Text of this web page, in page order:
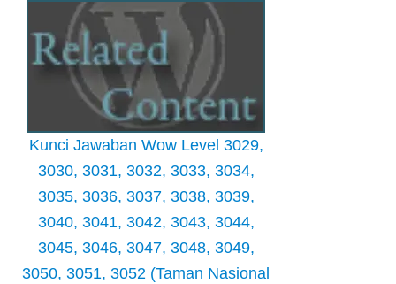
Kunci Jawaban Wow Level 3029,
3030, 3031, 3032, 3033, 3034,
3035, 3036, 3037, 3038, 3039,
3040, 3041, 3042, 3043, 3044,
3045, 3046, 3047, 3048, 3049,
3050, 3051, 3052 (Taman Nasional